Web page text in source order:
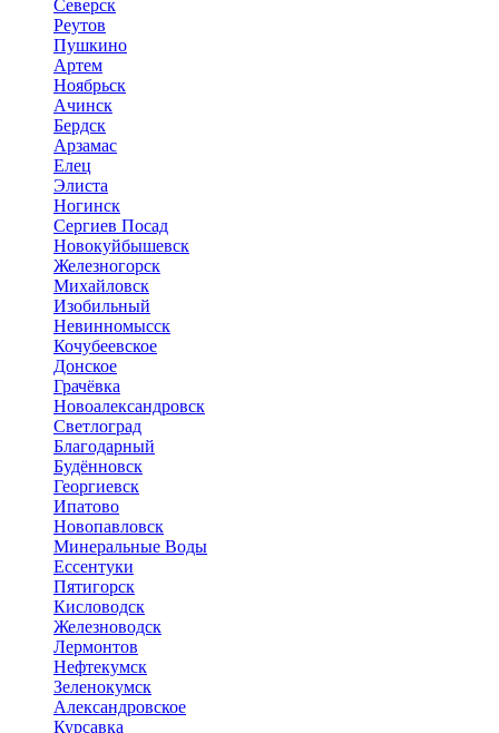
Северск
Реутов
Пушкино
Артем
Ноябрьск
Ачинск
Бердск
Арзамас
Елец
Элиста
Ногинск
Сергиев Посад
Новокуйбышевск
Железногорск
Михайловск
Изобильный
Невинномысск
Кочубеевское
Донское
Грачёвка
Новоалександровск
Светлоград
Благодарный
Будённовск
Георгиевск
Ипатово
Новопавловск
Минеральные Воды
Ессентуки
Пятигорск
Кисловодск
Железноводск
Лермонтов
Нефтекумск
Зеленокумск
Александровское
Курсавка